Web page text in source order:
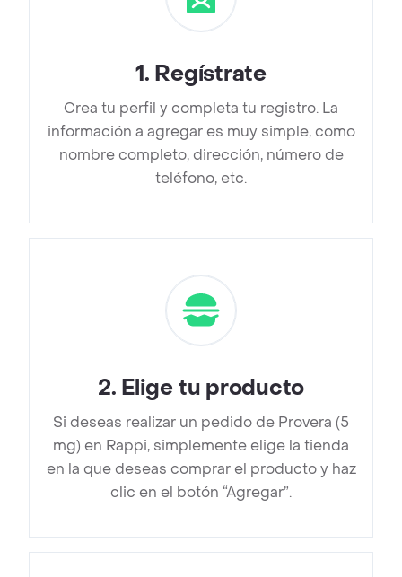
1. Regístrate
Crea tu perfil y completa tu registro. La
información a agregar es muy simple, como
nombre completo, dirección, número de
teléfono, etc.
2. Elige tu producto
Si deseas realizar un pedido de Provera (5
mg) en Rappi, simplemente elige la tienda
en la que deseas comprar el producto y haz
clic en el botón “Agregar”.